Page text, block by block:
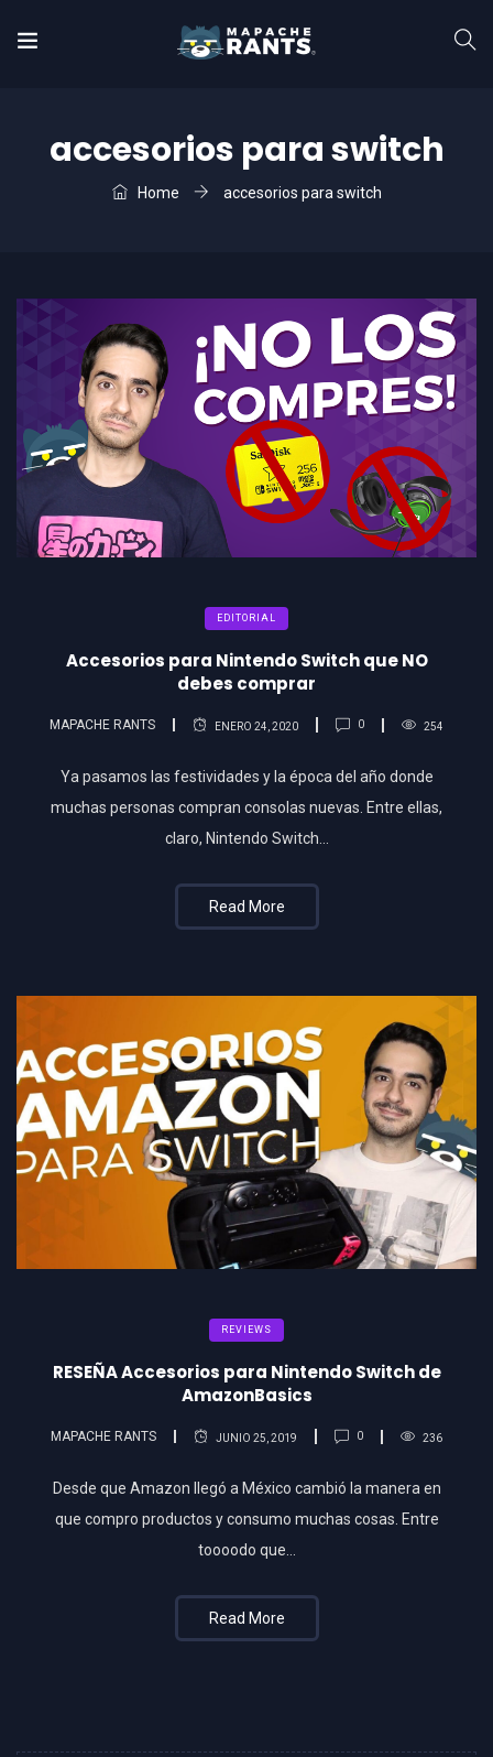
accesorios para switch
Home accesorios para switch
EDITORIAL
Accesorios para Nintendo Switch que NO
debes comprar
MAPACHE RANTS ENERO 24, 2020 0 254
Ya pasamos las festividades y la época del año donde
muchas personas compran consolas nuevas. Entre ellas,
claro, Nintendo Switch…
Read More
REVIEWS
RESEÑA Accesorios para Nintendo Switch de
AmazonBasics
MAPACHE RANTS JUNIO 25, 2019 0 236
Desde que Amazon llegó a México cambió la manera en
que compro productos y consumo muchas cosas. Entre
toooodo que…
Read More